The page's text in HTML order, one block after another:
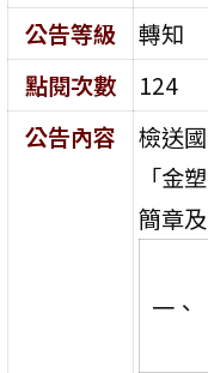
公告等級
轉知
點閱次數
124
公告內容
檢送
「金
簡章
一、